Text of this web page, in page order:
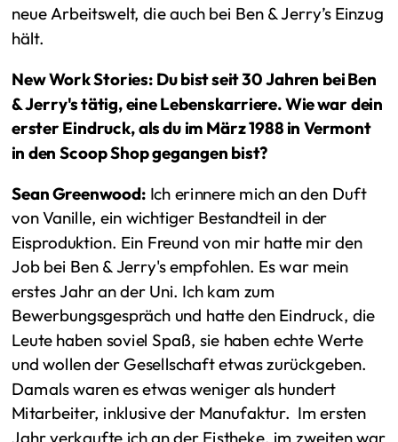
neue Arbeitswelt, die auch bei Ben & Jerry’s Einzug
hält.
New Work Stories: Du bist seit 30 Jahren bei Ben
& Jerry's tätig, eine Lebenskarriere. Wie war dein
erster Eindruck, als du im März 1988 in Vermont
in den Scoop Shop gegangen bist?
Sean Greenwood: Ich erinnere mich an den Duft
von Vanille, ein wichtiger Bestandteil in der
Eisproduktion. Ein Freund von mir hatte mir den
Job bei Ben & Jerry's empfohlen. Es war mein
erstes Jahr an der Uni. Ich kam zum
Bewerbungsgespräch und hatte den Eindruck, die
Leute haben soviel Spaß, sie haben echte Werte
und wollen der Gesellschaft etwas zurückgeben.
Damals waren es etwas weniger als hundert
Mitarbeiter, inklusive der Manufaktur. Im ersten
Jahr verkaufte ich an der Eistheke, im zweiten war